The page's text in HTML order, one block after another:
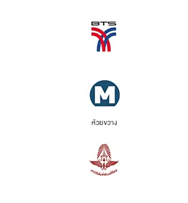
ห้วยขวาง